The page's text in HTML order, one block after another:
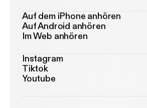
Auf dem iPhone anhören
Auf Android anhören
Im Web anhören
Instagram
Tiktok
Youtube